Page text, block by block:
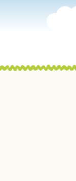
園へのアクセス